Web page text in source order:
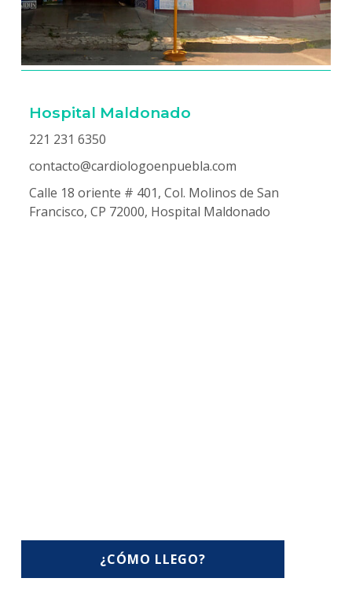
Hospital Maldonado
221 231 6350
contacto@cardiologoenpuebla.com
Calle 18 oriente # 401, Col. Molinos de San
Francisco, CP 72000, Hospital Maldonado
¿CÓMO LLEGO?